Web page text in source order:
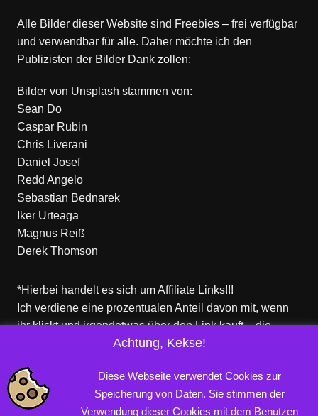
Alle Bilder dieser Website sind Freebies – frei verfügbar
und verwendbar für alle. Daher möchte ich den
Publizisten der Bilder Dank zollen:
Bilder von Unsplash stammen von:
Sean Do
Caspar Rubin
Chris Liverani
Daniel Josef
Redd Angelo
Sebastian Bednarek
Iker Urteaga
Magnus Reiß
Derek Thomson
*Hierbei handelt es sich um Affiliate Links!!!
Ich verdiene eine prozentualen Anteil davon mit, wenn
ihr klickt und irgendetwas über den Link kauft – die
Produkte dort sind aber nicht von mir!
Achtung, Kekse!
Diese Webseite verwendet Cookies zur
Speicherung von Daten. Sie stimmen der
Verwendung dieser Cookies mit dem Benutzen